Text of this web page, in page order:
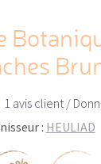
1 avis client/
: HEULIAD